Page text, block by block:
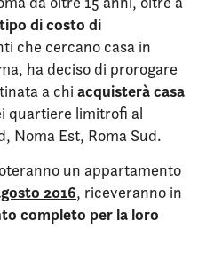
di costo di
che cercano casa in
ha deciso di prorogare
a chi acquisterà casa
quartiere limitrofi al
Noma Est, Roma Sud.
un appartamento
2016, riceveranno in
completo per la loro